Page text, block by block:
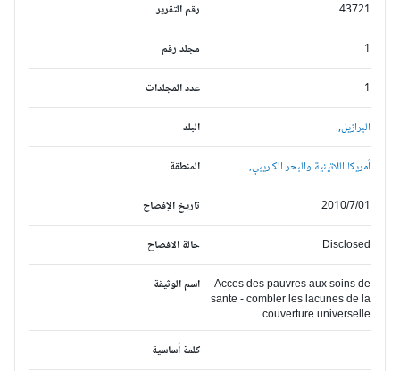
رقم التقرير 43721
مجلد رقم
عدد المجلدات
البلد البرازيل,
المنطقة أمريكا اللاتينية والبحر الكاريبي,
تاريخ الإفصاح 2010/7/01
حالة الافصاح Disclosed
اسم الوثيقة
Acces des pauvres aux soins de
sante - combler les lacunes de la
couverture universelle
كلمة أساسية